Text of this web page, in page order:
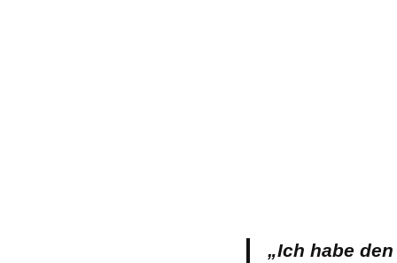
„Ich habe